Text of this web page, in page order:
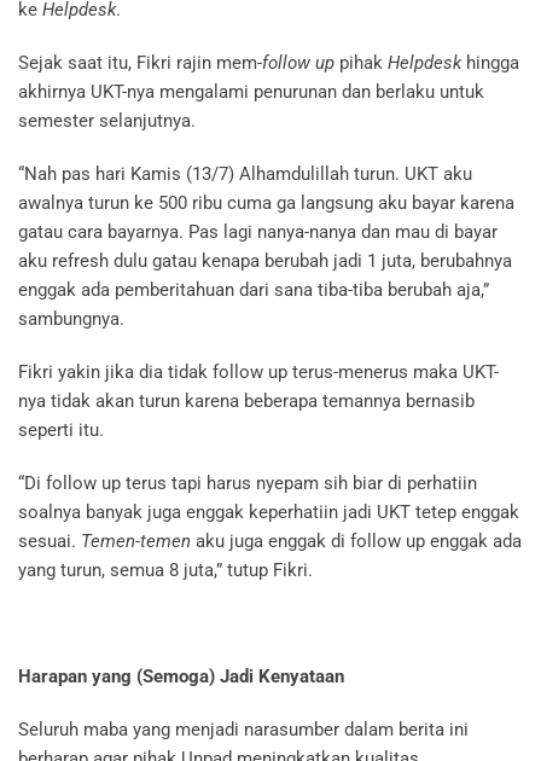
ke Helpdesk.
Sejak saat itu, Fikri rajin mem-follow up pihak Helpdeskhingga
akhirnya UKT-nya mengalami penurunan dan berlaku untuk
semester selanjutnya.
“Nah pas hari Kamis (13/7) Alhamdulillah turun. UKT aku
awalnya turun ke 500 ribu cuma ga langsung aku bayar karena
gatau cara bayarnya. Pas lagi nanya-nanya dan mau di bayar
aku refresh dulu gatau kenapa berubah jadi 1 juta, berubahnya
enggak ada pemberitahuan dari sana tiba-tiba berubah aja,”
sambungnya.
Fikri yakin jika dia tidak follow up terus-menerus maka UKT-
nya tidak akan turun karena beberapa temannya bernasib
seperti itu.
“Di follow up terus tapi harus nyepam sih biar di perhatiin
soalnya banyak juga enggak keperhatiin jadi UKT tetep enggak
sesuai. Temen-temen aku juga enggak di follow up enggak ada
yang turun, semua 8 juta,” tutup Fikri.
Harapan yang (Semoga) Jadi Kenyataan
Seluruh maba yang menjadi narasumber dalam berita ini